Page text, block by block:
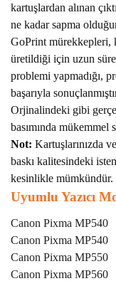
kartuşlardan alınan
ne kadar sapma
GoPrint mürekkepleri,
üretildiği için uzun
problemi yapmadığı,
başarıyla
Orjinalindeki gibi
basımında
Not: Kartuşlarınızda
baskı kalitesindeki
kesinlikle mümkündür.
Uyumlu Yazıcı
Canon Pixma MP540
Canon Pixma MP540
Canon Pixma MP550
Canon Pixma MP560